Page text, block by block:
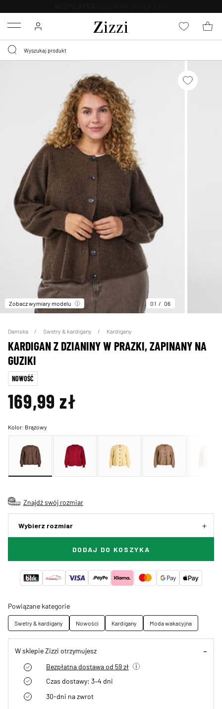
Menu
Zobacz wymiary modelu 01 06
Damska Swetry & kardigany Kardigany
KARDIGAN Z DZIANINY W PRAZKI, ZAPINANY NA
GUZIKI
NOWOŚĆ
169,99 zł
Kolor: Brązowy
Znajdź swój rozmiar
Wybierz rozmiar
DODAJ DO KOSZYKA
Powiązane kategorie
Swetry & kardigany Nowości Kardigany Moda wakacyjna
W sklepie Zizzi otrzymujesz
Bezpłatna dostawa od 59 zł
Czas dostawy: 3–4 dni
30-dni na zwrot